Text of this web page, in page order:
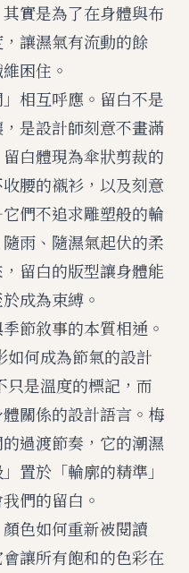
實是為了在身體與布
讓濕氣有流動的餘
困住。
相互呼應。留白不是
是設計師刻意不畫滿
白體現為傘狀剪裁的
腰的襯衫，以及刻意
們不追求雕塑般的輪
雨、隨濕氣起伏的柔
留白的版型讓身體能
成為束縛。
節敘事的本質相通。
如何成為節氣的設計
只是溫度的標記，而
關係的設計語言。梅
過渡節奏，它的潮濕
置於「輪廓的精準」
們的留白。
色如何重新被閱讀
讓所有飽和的色彩在